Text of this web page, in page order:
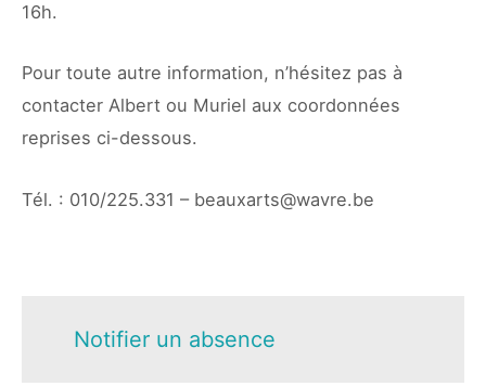
16h.
Pour toute autre information, n’hésitez pas à
contacter Albert ou Muriel aux coordonnées
reprises ci-dessous.
Tél. : 010/225.331 – beauxarts@wavre.be
Notifier un absence